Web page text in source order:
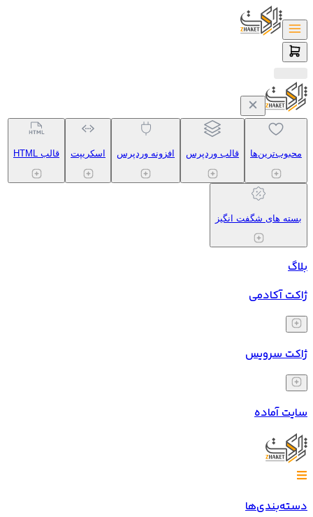
محبوب‌ترین‌ها قالب وردپرس افزونه وردپرس اسکریپت قالب HTML
بسته های شگفت انگیز
بلاگ
ژاکت آکادمی
ژاکت سرویس
سایت آماده
دسته‌بندی‌ها